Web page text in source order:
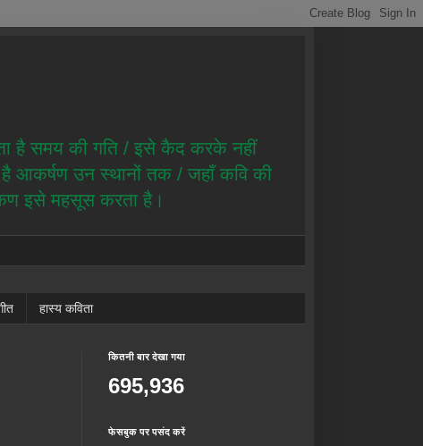
है समय की गति / इसे कैद करके नहीं
है आकर्षण उन स्थानों तक / जहाँ कवि की
कण इसे महसूस करता है।
हास्य कविता
कितनी बार देखा गया
695,936
फेसबुक पर पसंद करें